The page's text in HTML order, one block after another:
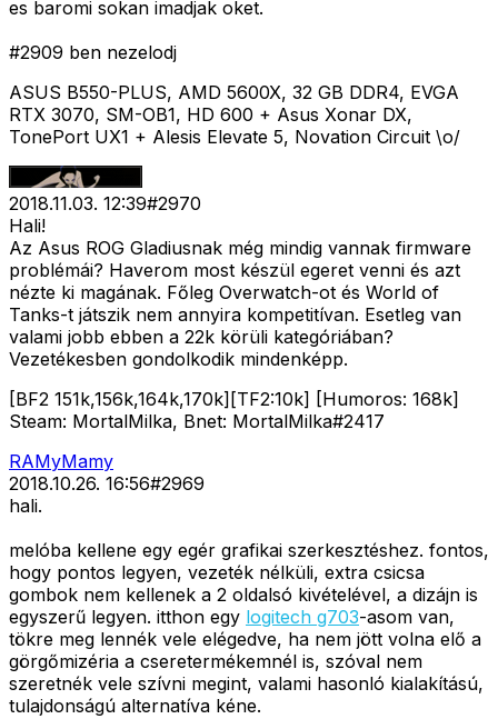
es baromi sokan imadjak oket.
#2909 ben nezelodj
ASUS B550-PLUS, AMD 5600X, 32 GB DDR4, EVGA
RTX 3070, SM-OB1, HD 600 + Asus Xonar DX,
TonePort UX1 + Alesis Elevate 5, Novation Circuit \o/
2018.11.03. 12:39#2970
Hali!
Az Asus ROG Gladiusnak még mindig vannak firmware
problémái? Haverom most készül egeret venni és azt
nézte ki magának. Főleg Overwatch-ot és World of
Tanks-t játszik nem annyira kompetitívan. Esetleg van
valami jobb ebben a 22k körüli kategóriában?
Vezetékesben gondolkodik mindenképp.
[BF2 151k,156k,164k,170k][TF2:10k] [Humoros: 168k]
Steam: MortalMilka, Bnet: MortalMilka#2417
RAMyMamy
2018.10.26. 16:56#2969
hali.
melóba kellene egy egér grafikai szerkesztéshez. fontos,
hogy pontos legyen, vezeték nélküli, extra csicsa
gombok nem kellenek a 2 oldalsó kivételével, a dizájn is
egyszerű legyen. itthon egy logitech g703-asom van,
tökre meg lennék vele elégedve, ha nem jött volna elő a
görgőmizéria a cseretermékemnél is, szóval nem
szeretnék vele szívni megint, valami hasonló kialakítású,
tulajdonságú alternatíva kéne.